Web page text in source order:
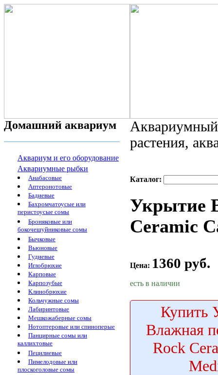
Домашний аквариум
Аквариум и его оборудование
Аквариумные рыбки
Анабасовые
Аптеронотовые
Бадиевые
Бахромчатоусые или
перистоусые сомы
Броняковые или
бокочешуйниковые сомы
Бычковые
Вьюновые
Гудиевые
Иглобрюхие
Карповые
Карпозубые
Клинобрюхие
Кольчужные сомы
Лабиринтовые
Мешкожаберные сомы
Нотоптеровые или спиноперые
Панцирные сомы или
каллихтовые
Пецилиевые
Пимелодовые или
плоскоголовые сомы
растения,
Каталог:
Укрытие
Ceramic
Цена: 1360 руб.
есть в наличии
Купить
Влажная
Rock